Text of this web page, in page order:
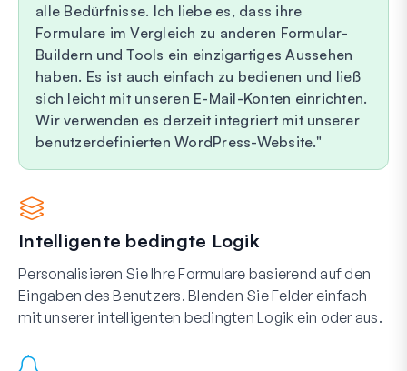
alle Bedürfnisse. Ich liebe es, dass ihre
Formulare im Vergleich zu anderen Formular-
Buildern und Tools ein einzigartiges Aussehen
haben. Es ist auch einfach zu bedienen und ließ
sich leicht mit unseren E-Mail-Konten einrichten.
Wir verwenden es derzeit integriert mit unserer
benutzerdefinierten WordPress-Website.
Intelligente bedingte Logik
Personalisieren Sie Ihre Formulare basierend auf den
Eingaben des Benutzers. Blenden Sie Felder einfach
mit unserer intelligenten bedingten Logik ein oder aus.